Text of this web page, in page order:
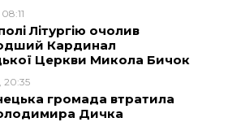
Літургію очолив
Кардинал
Церкви Микола Бичок
20:35
громада втратила
Дичка